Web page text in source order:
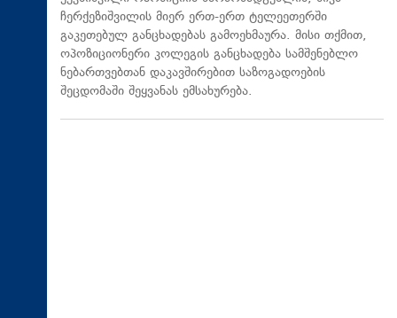
ჩერქეზიშვილის მიერ ერთ-ერთ ტელეეთერში
გაკეთებულ განცხადებას გამოეხმაურა. მისი თქმით,
ოპოზიციონერი კოლეგის განცხადება სამშენებლო
ნებართვებთან დაკავშირებით საზოგადოების
შეცდომაში შეყვანას ემსახურება.